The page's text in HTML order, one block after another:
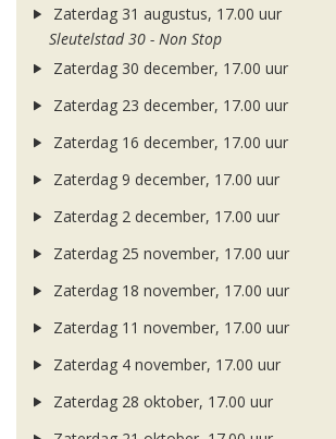
Zaterdag 31 augustus, 17.00 uur
Sleutelstad 30 - Non Stop
Zaterdag 30 december, 17.00 uur
Zaterdag 23 december, 17.00 uur
Zaterdag 16 december, 17.00 uur
Zaterdag 9 december, 17.00 uur
Zaterdag 2 december, 17.00 uur
Zaterdag 25 november, 17.00 uur
Zaterdag 18 november, 17.00 uur
Zaterdag 11 november, 17.00 uur
Zaterdag 4 november, 17.00 uur
Zaterdag 28 oktober, 17.00 uur